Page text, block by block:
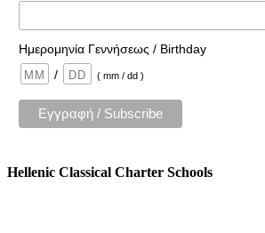
Ημερομηνία Γεννήσεως / Birthday
/
( mm / dd )
Hellenic Classical Charter Schools